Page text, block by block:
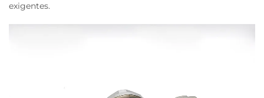
exigentes.